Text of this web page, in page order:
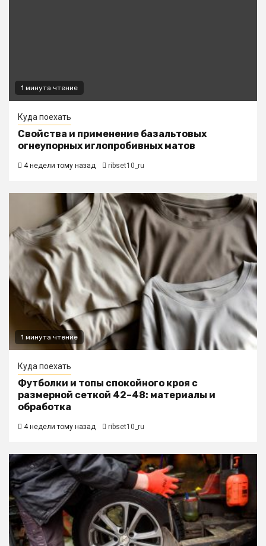
1 минута чтение
Куда поехать
Свойства и применение базальтовых
огнеупорных иглопробивных матов
4 недели тому назад ribset10_ru
1 минута чтение
Куда поехать
Футболки и топы спокойного кроя с
размерной сеткой 42–48: материалы и
обработка
4 недели тому назад ribset10_ru